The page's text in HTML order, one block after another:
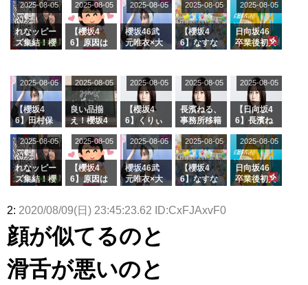
Powered by livedoor 相互RSS
ージを脱い
でいた理由
グル『Mak
e or Brea
k』オフィ
シャルグッ
ズ絶賛販売
の2人を手
玉に取る大
沼晶保【く
りぃむナン
タラ】
属を発表
ら移籍しフ
ラーム所属
に。これで
事務所に所
属している
がこちら
れなッピー
ズ集結！櫻
理子、8/6
「ラヴィッ
ト！」水曜
スタジオ出
演決定
2025-08-05
【櫻坂4
6】原因は
uddiesを
ざわつかせ
る...
2025-08-05
櫻坂46武
元唯衣×大
カップお姉
さんに恐怖
【くりぃむ
ナンタラ】
2025-08-05
【櫻坂4
6】なすな
2曲目っ
て...【ラヴ
ィット 東
京ドーム公
演】
2025-08-05
日向坂46
卒業後初共
師匠オード
リー若林さ
んと再会し
た結果･･･
【激レアさ
きた。】
2025-08-05
【櫻坂4
6】田村保
ージを脱い
でいた理由
2025-08-05
良い品揃
え！櫻坂4
グル『Mak
e or Brea
k』オフィ
シャルグッ
ズ絶賛販売
2025-08-05
【櫻坂4
6】くりぃ
の2人を手
玉に取る大
沼晶保【く
りぃむナン
タラ】
2025-08-05
長濱ねる、
事務所移籍
属を発表
2025-08-05
【日向坂4
6】長濱ね
ら移籍しフ
ラーム所属
に。これで
事務所に所
属している
2025-08-05
れなッピー
ズ集結！櫻
理子、8/6
ト！」水曜
スタジオ出
2025-08-05
【櫻坂4
6】原因は
uddiesを
る...
2025-08-05
櫻坂46武
元唯衣×大
カップお姉
【くりぃむ
ナンタラ】
2025-08-05
【櫻坂4
6】なすな
2曲目っ
2025-08-05
日向坂46
卒業後初共
2025-08-05
2: 2020/08/09(日) 23:45:23.62 ID:CxFJAxvF0
顔が似てるのと
滑舌が悪いのと